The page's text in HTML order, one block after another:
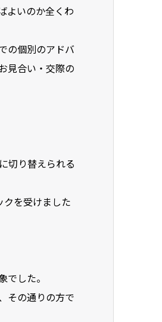
よいのか全くわ
の個別のアドバ
見合い・交際の
切り替えられる
を受けました
した。
その通りの方で